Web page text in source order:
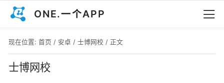
ONE.一个APP
现在位置: 首页 / 安卓 / 士博网校 / 正文
士博网校